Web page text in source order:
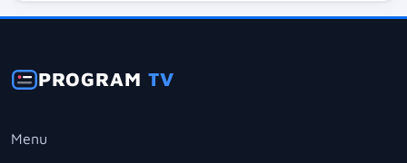
PROGRAMTV
Menu